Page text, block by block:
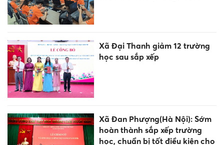
Xã Đại Thanh giảm 12 trường
học sau sắp xếp
Xã Đan Phượng(Hà Nội): Sớm
hoàn thành sắp xếp trường
học, chuẩn bị tốt điều kiện cho